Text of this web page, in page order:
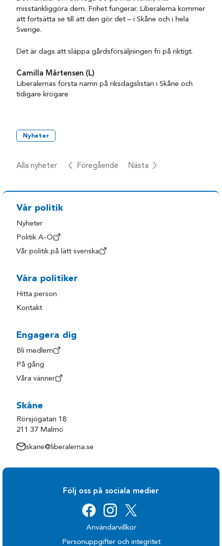
misstänkliggöra dem. Frihet fungerar. Liberalerna kommer
att fortsätta se till att den gör det – i Skåne och i hela
Sverige.
Det är dags att släppa gårdsförsäljningen fri på riktigt.
Camilla Mårtensen (L)
Liberalernas första namn på riksdagslistan i Skåne och
tidigare krögare
Nyheter
Alla nyheter Föregående Nästa
Vår politik
Nyheter
Politik A-Ö
Vår politik på lätt svenska
Våra politiker
Hitta person
Kontakt
Engagera dig
Bli medlem
På gång
Våra vänner
Skåne
Rörsjögatan 18
211 37 Malmö
skane@liberalerna.se
Följ oss på sociala medier
Användarvillkor
Personuppgifter och integritet